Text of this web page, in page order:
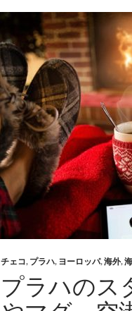
チェコ, プラハ, ヨーロッパ,海外,
プラハのス